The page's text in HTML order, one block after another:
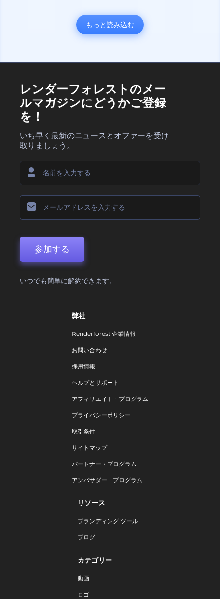
もっと読み込む
レンダーフォレストのメー
ルマガジンにどうかご登録
を！
いち早く最新のニュースとオファーを受け
取りましょう。
参加する
いつでも簡単に解約できます。
弊社
Renderforest 企業情報
お問い合わせ
採用情報
ヘルプとサポート
アフィリエイト・プログラム
プライバシーポリシー
取引条件
サイトマップ
パートナー・プログラム
アンバサダー・プログラム
リソース
ブランディング ツール
ブログ
カテゴリー
動画
ロゴ